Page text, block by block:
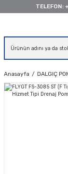
TELEFON:
Anasayfa DALGIÇ